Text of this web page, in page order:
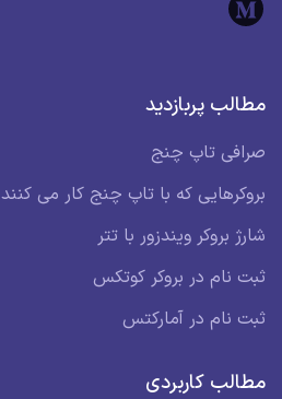
مطالب پربازدید
صرافی تاپ چنج
بروکرهایی که با تاپ چنج کار می کنند
شارژ بروکر ویندزور با تتر
ثبت نام در بروکر کوتکس
ثبت نام در آمارکتس
مطالب کاربردی